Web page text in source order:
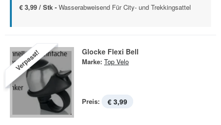
€ 3,99 / Stk - Wasserabweisend Für City- und Trekkingsattel
Verpasst! Glocke Flexi Bell
Marke: Top Velo
Preis: € 3,99